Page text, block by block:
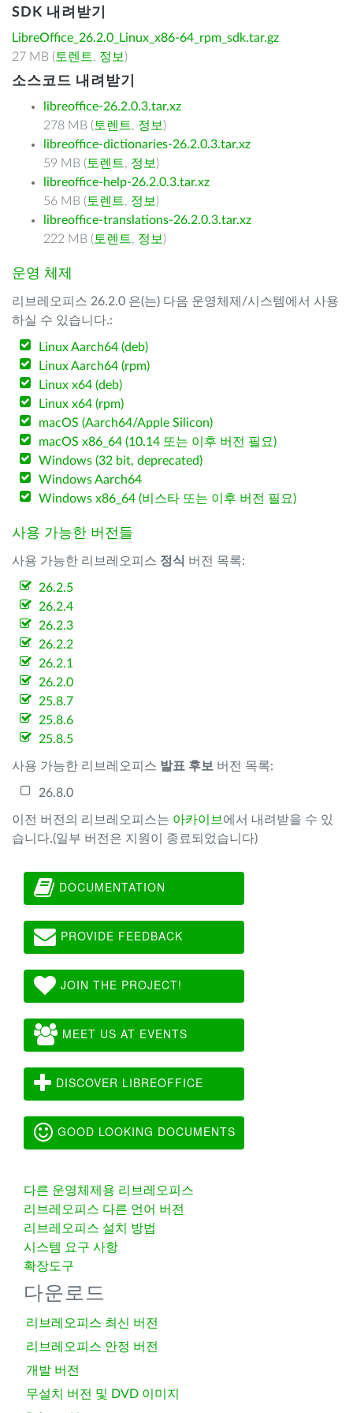
SDK 내려받기
LibreOffice_26.2.0_Linux_x86-64_rpm_sdk.tar.gz
27 MB ( 토렌트, 정보 )
소스코드 내려받기
libreoffice-26.2.0.3.tar.xz
278 MB ( 토렌트, 정보 )
libreoffice-dictionaries-26.2.0.3.tar.xz
59 MB ( 토렌트, 정보 )
libreoffice-help-26.2.0.3.tar.xz
56 MB ( 토렌트, 정보 )
libreoffice-translations-26.2.0.3.tar.xz
222 MB ( 토렌트, 정보 )
운영 체제
리브레오피스 26.2.0 은(는) 다음 운영체제/시스템에서 사용
하실 수 있습니다.:
Linux Aarch64 (deb)
Linux Aarch64 (rpm)
Linux x64 (deb)
Linux x64 (rpm)
macOS (Aarch64/Apple Silicon)
macOS x86_64 (10.14 또는 이후 버전 필요)
Windows (32 bit, deprecated)
Windows Aarch64
Windows x86_64 (비스타 또는 이후 버전 필요)
사용 가능한 버전들
사용 가능한 리브레오피스 정식 버전 목록:
26.2.5
26.2.4
26.2.3
26.2.2
26.2.1
26.2.0
25.8.7
25.8.6
25.8.5
사용 가능한 리브레오피스 발표 후보 버전 목록:
26.8.0
이전 버전의 리브레오피스는 아카이브 에서 내려받을 수 있
습니다.(일부 버전은 지원이 종료되었습니다)
DOCUMENTATION
PROVIDE FEEDBACK
JOIN THE PROJECT!
MEET US AT EVENTS
DISCOVER LIBREOFFICE
GOOD LOOKING DOCUMENTS
다른 운영체제용 리브레오피스
리브레오피스 다른 언어 버전
리브레오피스 설치 방법
시스템 요구 사항
확장도구
다운로드
리브레오피스 최신 버전
리브레오피스 안정 버전
개발 버전
무설치 버전 및 DVD 이미지